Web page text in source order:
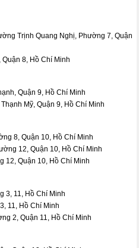
Trịnh Quang Nghị, Phường 7, Quận
8, Hồ Chí Minh
Quận 9, Hồ Chí Minh
Mỹ, Quận 9, Hồ Chí Minh
8, Quận 10, Hồ Chí Minh
12, Quận 10, Hồ Chí Minh
12, Quận 10, Hồ Chí Minh
3, 11, Hồ Chí Minh
11, Hồ Chí Minh
2, Quận 11, Hồ Chí Minh